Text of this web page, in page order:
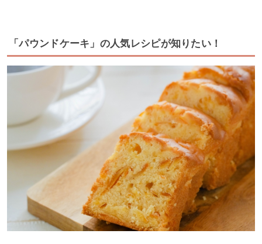
「パウンドケーキ」の人気レシピが知りたい！